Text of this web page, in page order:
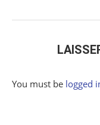
You must be logged